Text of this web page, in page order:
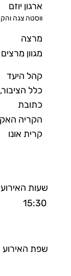
ארגון יוזם
ווסטה צגה
מרצה
מגוון מרצים
קהל היעד
כלל
כתובת
קרית אונו
שעות האירוע
15:30
שפת האירוע